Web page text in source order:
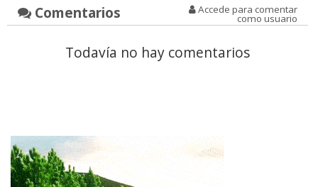
Comentarios Accede para comentar
como usuario
Todavía no hay comentarios